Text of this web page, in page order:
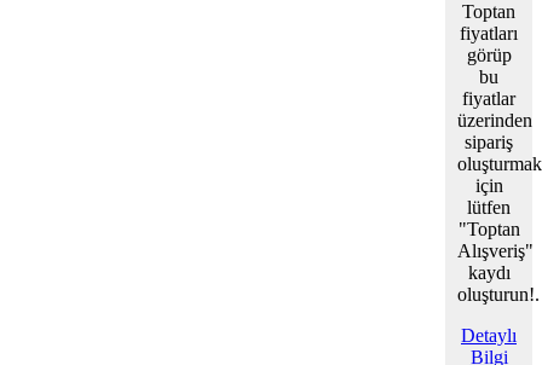
Toptan
fiyatları
görüp
bu
fiyatlar
üzerinden
sipariş
oluşturmak
için
lütfen
"Toptan
Alışveriş"
kaydı
oluşturun!.
Detaylı
Bilgi